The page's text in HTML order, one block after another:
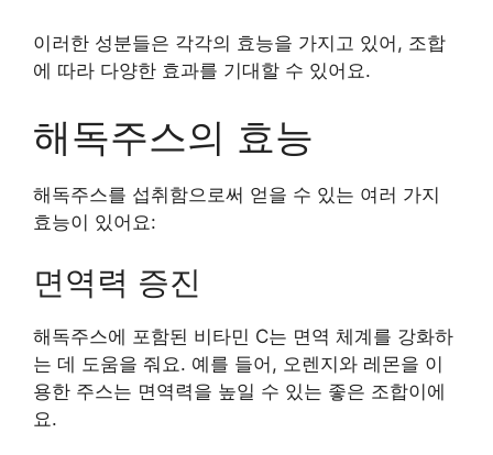
이러한 성분들은 각각의 효능을 가지고 있어, 조합
에 따라 다양한 효과를 기대할 수 있어요.
해독주스의 효능
해독주스를 섭취함으로써 얻을 수 있는 여러 가지
효능이 있어요:
면역력 증진
해독주스에 포함된 비타민 C는 면역 체계를 강화하
는 데 도움을 줘요. 예를 들어, 오렌지와 레몬을 이
용한 주스는 면역력을 높일 수 있는 좋은 조합이에
요.